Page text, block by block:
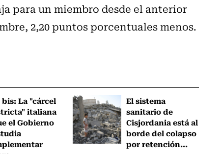
para un miembro desde el anterior
2,20 puntos porcentuales menos.
bis: La "cárcel
italiana
el Gobierno
El sistema
sanitario de
Cisjordania está al
borde del colapso
por retención...